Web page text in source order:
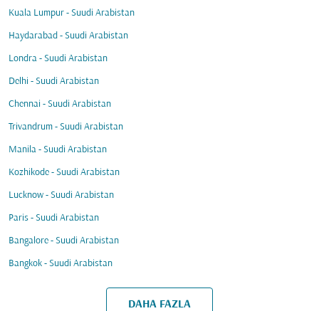
Kuala Lumpur - Suudi Arabistan
Haydarabad - Suudi Arabistan
Londra - Suudi Arabistan
Delhi - Suudi Arabistan
Chennai - Suudi Arabistan
Trivandrum - Suudi Arabistan
Manila - Suudi Arabistan
Kozhikode - Suudi Arabistan
Lucknow - Suudi Arabistan
Paris - Suudi Arabistan
Bangalore - Suudi Arabistan
Bangkok - Suudi Arabistan
DAHA FAZLA